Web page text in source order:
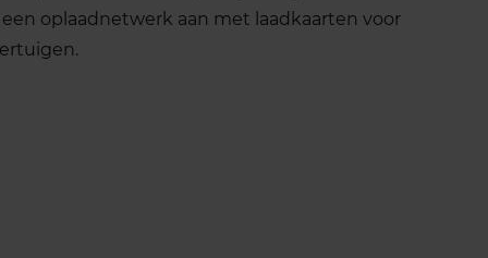
oplaadnetwerk aan met laadkaarten voor